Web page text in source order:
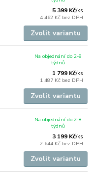
5 399 Kč/ks
4 462 Kč bez DPH
Zvolit variantu
1 799 Kč/ks
1 487 Kč bez DPH
Na objednání do 2-8
týdnů
Zvolit variantu
3 199 Kč/ks
2 644 Kč bez DPH
Na objednání do 2-8
týdnů
Zvolit variantu